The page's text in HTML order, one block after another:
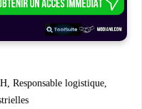
Responsable logistique,